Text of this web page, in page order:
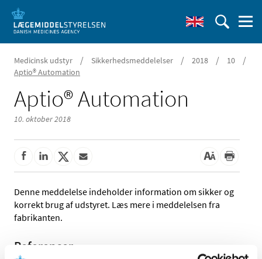
Medicinsk udstyr / Sikkerhedsmeddelelser / 2018 / 10 /
Aptio® Automation
Aptio® Automation
10. oktober 2018
Denne meddelelse indeholder information om sikker og
korrekt brug af udstyret. Læs mere i meddelelsen fra
fabrikanten.
Referencer